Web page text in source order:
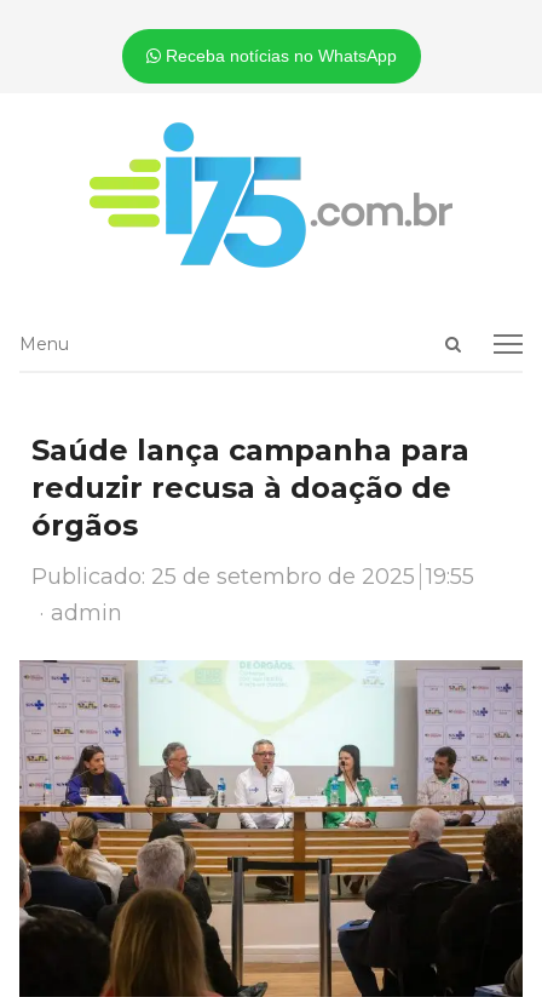
Receba notícias no WhatsApp
Open
Menu
Menu
Saúde lança campanha para
reduzir recusa à doação de
órgãos
Publicado: 25 de setembro de 2025 19:55
Author
admin